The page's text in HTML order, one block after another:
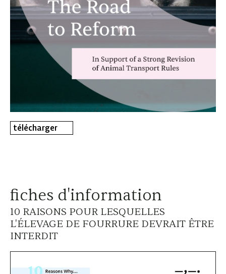
télécharger
fiches d'information
10 RAISONS POUR LESQUELLES
L'ÉLEVAGE DE FOURRURE DEVRAIT ÊTRE
INTERDIT